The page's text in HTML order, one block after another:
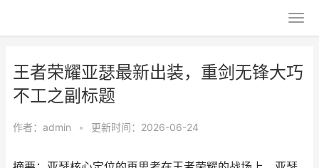
王者荣耀亚瑟最新出装，重剑无锋大巧
不工之副标题
作者： admin • 更新时间：2026-06-24